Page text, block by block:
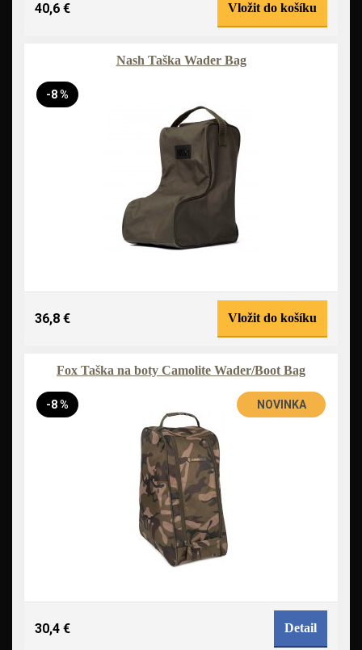
40,6 € Vložit do košíku
Nash Taška Wader Bag
-8 %
36,8 € Vložit do košíku
Fox Taška na boty Camolite Wader/Boot Bag
-8 % NOVINKA
30,4 € Detail